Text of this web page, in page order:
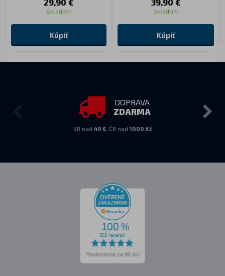
Skladom
Kúpiť
Skladom
Kúpiť
DOPRAVA
ZDARMA
SR nad 40 €, ČR nad 1000 Kč